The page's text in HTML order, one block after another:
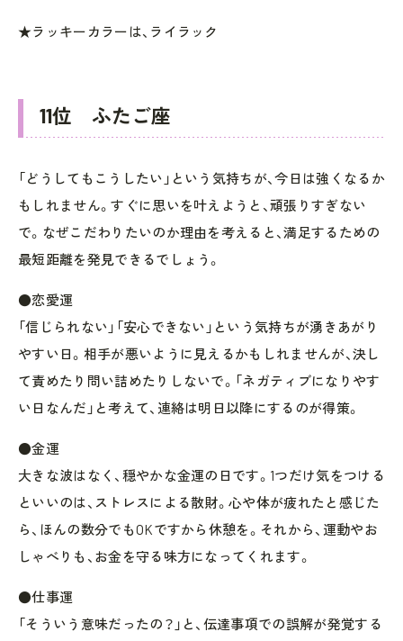
★ラッキーカラーは、ライラック
11位 ふたご座
「どうしてもこうしたい」という気持ちが、今日は強くなるか
もしれません。すぐに思いを叶えようと、頑張りすぎない
で。なぜこだわりたいのか理由を考えると、満足するための
最短距離を発見できるでしょう。
●恋愛運
「信じられない」「安心できない」という気持ちが湧きあがり
やすい日。相手が悪いように見えるかもしれませんが、決し
て責めたり問い詰めたりしないで。「ネガティブになりやす
い日なんだ」と考えて、連絡は明日以降にするのが得策。
●金運
大きな波はなく、穏やかな金運の日です。1つだけ気をつける
といいのは、ストレスによる散財。心や体が疲れたと感じた
ら、ほんの数分でもOKですから休憩を。それから、運動やお
しゃべりも、お金を守る味方になってくれます。
●仕事運
「そういう意味だったの？」と、伝達事項での誤解が発覚する